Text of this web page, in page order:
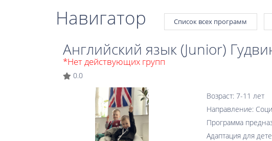
Навигатор Список всех программ
Английский язык (Junior)
*Нет действующих групп
0.0
Возраст: 7-11 лет
Направление:
Программа
Адаптация для